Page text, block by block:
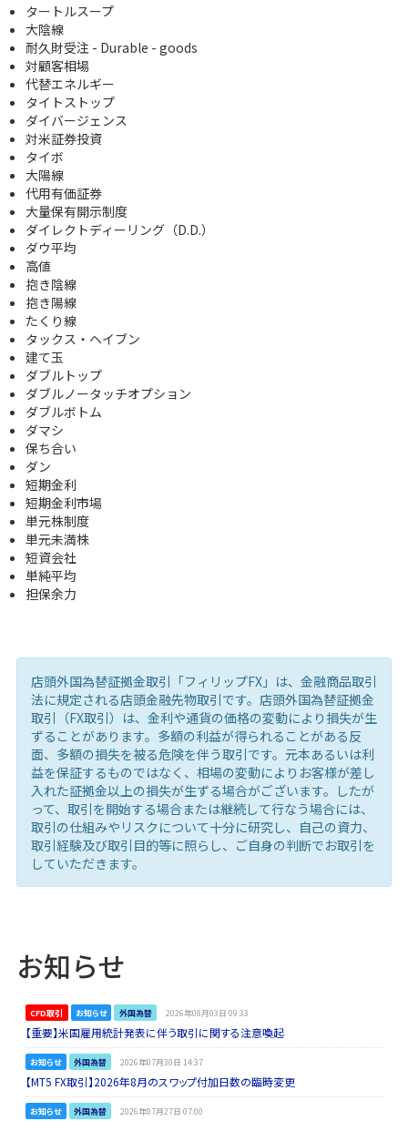
タートルスープ
大陰線
耐久財受注 - Durable - goods
対顧客相場
代替エネルギー
タイトストップ
ダイバージェンス
対米証券投資
タイボ
大陽線
代用有価証券
大量保有開示制度
ダイレクトディーリング（D.D.）
ダウ平均
高値
抱き陰線
抱き陽線
たくり線
タックス・ヘイブン
建て玉
ダブルトップ
ダブルノータッチオプション
ダブルボトム
ダマシ
保ち合い
ダン
短期金利
短期金利市場
単元株制度
単元未満株
短資会社
単純平均
担保余力
店頭外国為替証拠金取引「フィリップFX」は、金融商品取引
法に規定される店頭金融先物取引です。店頭外国為替証拠金
取引（FX取引）は、金利や通貨の価格の変動により損失が生
ずることがあります。多額の利益が得られることがある反
面、多額の損失を被る危険を伴う取引です。元本あるいは利
益を保証するものではなく、相場の変動によりお客様が差し
入れた証拠金以上の損失が生ずる場合がございます。したが
って、取引を開始する場合または継続して行なう場合には、
取引の仕組みやリスクについて十分に研究し、自己の資力、
取引経験及び取引目的等に照らし、ご自身の判断でお取引を
していただきます。
お知らせ
CFD取引 お知らせ 外国為替 2026年08月03日 09:33
【重要】米国雇用統計発表に伴う取引に関する注意喚起
お知らせ 外国為替 2026年07月30日 14:37
【MT5 FX取引】2026年8月のスワップ付加日数の臨時変更
お知らせ 外国為替 2026年07月27日 07:00